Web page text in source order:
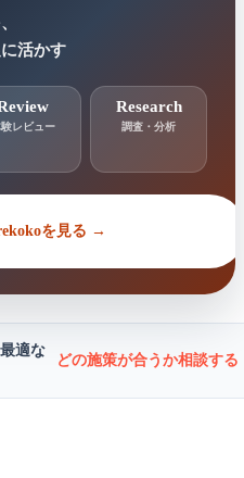
活かす
レビュー
Research
調査・分析
を見る →
適な
どの施策が合うか相談す